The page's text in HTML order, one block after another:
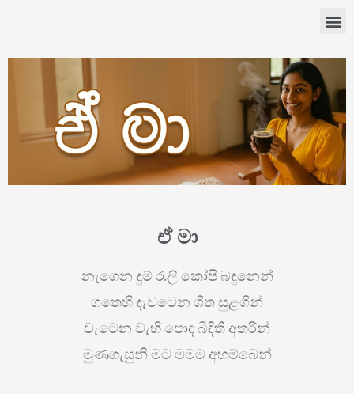
ඒ මා
නැගෙන දුම් රැලි කෝපි බඳුනෙන්
ගතෙහි දැවටෙන ශීත සුළගින්
වැටෙන වැහි පොද බිඳිති අතරින්
මුණගැසුනි මට මමම අහම්බෙන්